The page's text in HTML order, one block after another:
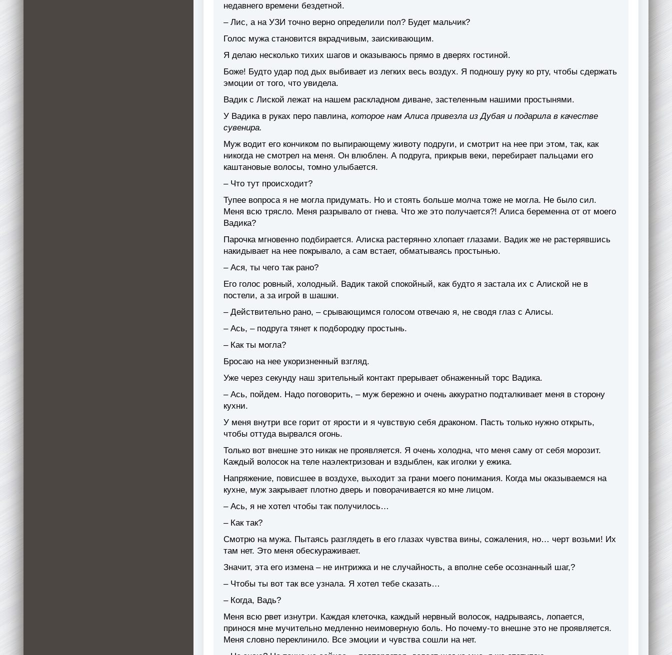
недавнего времени бездетной.
– Лис, а на УЗИ точно верно определили пол? Будет мальчик?
Голос мужа становится вкрадчивым, заискивающим.
Я делаю несколько тихих шагов и оказываюсь прямо в дверях гостиной.
Боже! Будто удар под дых выбивает из легких весь воздух. Я подношу руку ко рту, чтобы сдержать
эмоции от того, что увидела.
Вадик с Лиской лежат на нашем раскладном диване, застеленным нашими простынями.
У Вадика в руках перо павлина, которое нам Алиса привезла из Дубая и подарила в качестве
сувенира.
Муж водит его кончиком по выпирающему животу подруги, и смотрит на нее при этом, так, как
никогда не смотрел на меня. Он влюблен. А подруга, прикрыв веки, перебирает пальцами его
каштановые волосы, томно улыбается.
– Что тут происходит?
Тупее вопроса я не могла придумать. Но и стоять больше молча тоже не могла. Не было сил.
Меня всю трясло. Меня разрывало от гнева. Что же это получается?! Алиса беременна от от моего
Вадика?
Парочка мгновенно подбирается. Алиска растерянно хлопает глазами. Вадик же не растерявшись
накидывает на нее покрывало, а сам встает, обматываясь простынью.
– Ася, ты чего так рано?
Его голос ровный, холодный. Вадик такой спокойный, как будто я застала их с Алиской не в
постели, а за игрой в шашки.
– Действительно рано, – срывающимся голосом отвечаю я, не сводя глаз с Алисы.
– Ась, – подруга тянет к подбородку простынь.
– Как ты могла?
Бросаю на нее укоризненный взгляд.
Уже через секунду наш зрительный контакт прерывает обнаженный торс Вадика.
– Ась, пойдем. Надо поговорить, – муж бережно и очень аккуратно подталкивает меня в сторону
кухни.
У меня внутри все горит от ярости и я чувствую себя драконом. Пасть только нужно открыть,
чтобы оттуда вырвался огонь.
Только вот внешне это никак не проявляется. Я очень холодна, что меня саму от себя морозит.
Каждый волосок на теле наэлектризован и вздыблен, как иголки у ежика.
Напряжение, повисшее в воздухе, выходит за грани моего понимания. Когда мы оказываемся на
кухне, муж закрывает плотно дверь и поворачивается ко мне лицом.
– Ась, я не хотел чтобы так получилось…
– Как так?
Смотрю на мужа. Пытаясь разглядеть в его глазах чувства вины, сожаления, но… черт возьми! Их
там нет. Это меня обескураживает.
Значит, эта его измена – не интрижка и не случайность, а вполне себе осознанный шаг,?
– Чтобы ты вот так все узнала. Я хотел тебе сказать…
– Когда, Вадь?
Меня всю рвет изнутри. Каждая клеточка, каждый нервный волосок, надрываясь, лопается,
принося мне мучительно медленно неимоверную боль. Но почему-то внешне это не проявляется.
Меня словно переклинило. Все эмоции и чувства сошли на нет.